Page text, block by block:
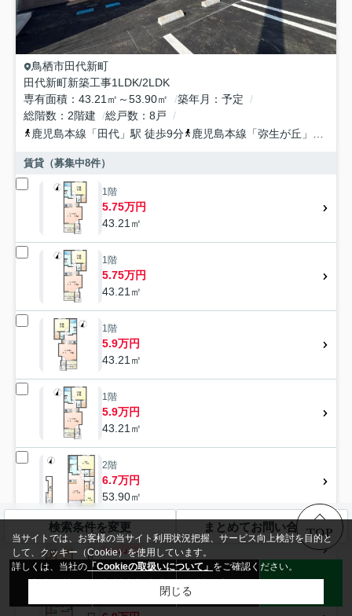
鳥栖市田代新町
田代新町新築工事1LDK/2LDK
専有面積
43.21㎡～53.90㎡ 築年月
予定
総階数
2階建 総戸数
8戸
鹿児島本線 「 田代 」駅 徒歩9分 鹿児島本線 「弥生が丘 」駅 徒歩22分
賃貸（募集中8件）
1階
5.75万円
43.21㎡
1階
5.75万円
43.21㎡
1階
5.9万円
43.21㎡
1階
5.9万円
43.21㎡
2階
6.7万円
53.90㎡
2階
6.7万円
53.90㎡
2階
検索条件を変更 まとめてお問い合わせ
来店予約 無料売却査定 お問い合わせ LINE
TOP
当サイトでは、お客様の当サイト利用状況把握、サービス向上検討を目的と
して、クッキー（Cookie）を使用しています。
詳しくは、当社の 「Cookieの取扱いについて」 をご確認ください。
閉じる